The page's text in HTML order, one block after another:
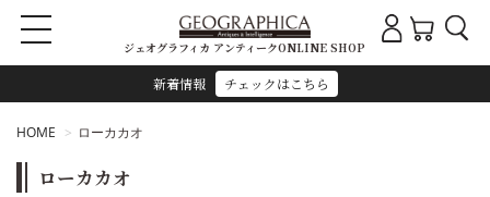
新着情報 チェックはこちら
ジェオグラフィカ アンティークONLINE SHOP
HOME ローカカオ
ローカカオ